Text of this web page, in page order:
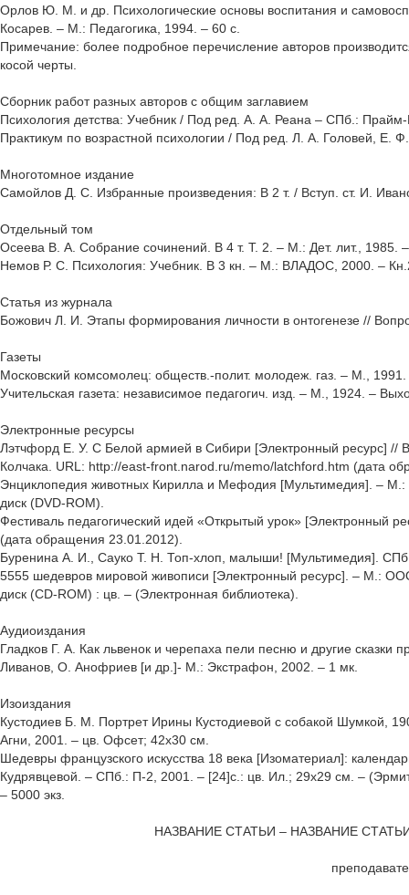
Орлов Ю. М. и др. Психологические основы воспитания и
Косарев. – М.: Педагогика, 1994. – 60 с.
Примечание: более подробное перечисление авторов
косой черты.
Сборник работ разных авторов с общим заглавием
Психология детства: Учебник / Под ред. А. А. Реана – СПб.:
Практикум по возрастной психологии / Под ред. Л. А. Головей, Е.
Многотомное издание
Самойлов Д. С. Избранные произведения: В 2 т. / Вступ. ст. И.
Отдельный том
Осеева В. А. Собрание сочинений. В 4 т. Т. 2. – М.: Дет. лит., 1985.
Немов Р. С. Психология: Учебник. В 3 кн. – М.: ВЛАДОС, 2000. –
Статья из журнала
Божович Л. И. Этапы формирования личности в онтогенезе //
Газеты
Московский комсомолец: обществ.-полит. молодеж. газ. – М., 1991.
Учительская газета: независимое педагогич. изд. – М., 1924. –
Электронные ресурсы
Лэтчфорд Е. У. С Белой армией в Сибири [Электронный ресурс]
Колчака. URL: http://east-front.narod.ru/memo/latchford.htm (дата
Энциклопедия животных Кирилла и Мефодия [Мультимедия]. – М.:
диск (DVD-ROM).
Фестиваль педагогический идей «Открытый урок» [Электронный
(дата обращения 23.01.2012).
Буренина А. И., Сауко Т. Н. Топ-хлоп, малыши! [Мультимедия].
5555 шедевров мировой живописи [Электронный ресурс]. – М.:
диск (CD-ROM) : цв. – (Электронная библиотека).
Аудиоиздания
Гладков Г. А. Как львенок и черепаха пели песню и другие сказки
Ливанов, О. Анофриев [и др.]- М.: Экстрафон, 2002. – 1 мк.
Изоиздания
Кустодиев Б. М. Портрет Ирины Кустодиевой с собакой Шумкой,
Агни, 2001. – цв. Офсет; 42х30 см.
Шедевры французского искусства 18 века [Изоматериал]:
Кудрявцевой. – СПб.: П-2, 2001. – [24]с.: цв. Ил.; 29х29 см. –
– 5000 экз.
НАЗВАНИЕ СТАТЬИ – НАЗВАНИЕ